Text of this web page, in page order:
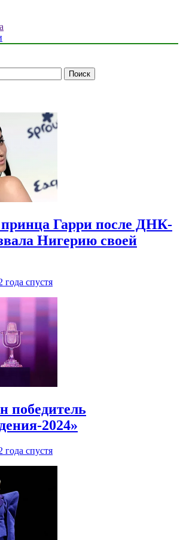
принца Гарри после ДНК-
Нигерию своей
года спустя
победитель
2024»
года спустя